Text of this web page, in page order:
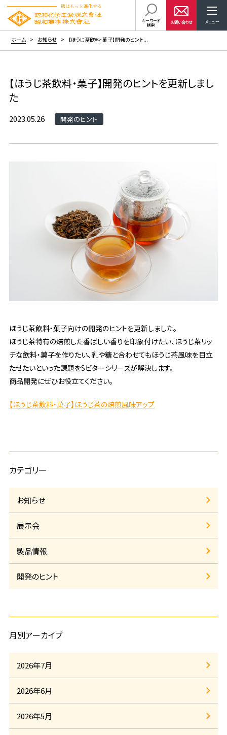
キーワード
検索 お問い合わせ
ホーム お知らせ 【ほうじ茶飲料・菓子】開発のヒント...
【ほうじ茶飲料・菓子】開発のヒントを更新しまし
た
2023.05.26 開発のヒント
ほうじ茶飲料・菓子向けの開発のヒントを更新しました。
ほうじ茶特有の焙煎した香ばしい香りを印象付けたい、ほうじ茶リッ
チな飲料・菓子を作りたい、乳や糖と合わせてもほうじ茶風味を目立
たせたいといった課題をSビターシリーズが解決します。
商品開発にぜひお役立てください。
【ほうじ茶飲料・菓子】ほうじ茶の焙煎風味アップ
カテゴリー
お知らせ
展示会
製品情報
開発のヒント
月別アーカイブ
2026年7月
2026年6月
2026年5月